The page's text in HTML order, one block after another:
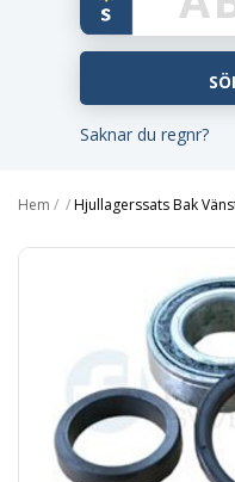
Saknar du regnr?
Hem / /Hjullagerssats Bak